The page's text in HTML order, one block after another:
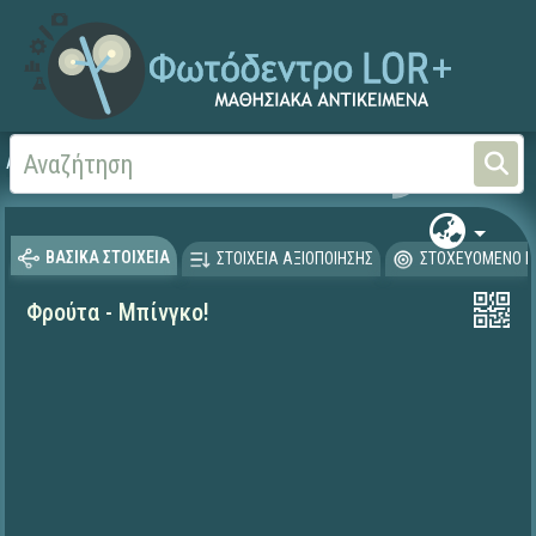
Αρχική Γεωγραφία-Γεωλογία
ΒΑΣΙΚΑ ΣΤΟΙΧΕΙΑ ΣΤΟΙΧΕΙΑ ΑΞΙΟΠΟΙΗΣΗΣ ΣΤΟΧΕΥΟΜΕΝΟ
Φρούτα - Μπίνγκο!